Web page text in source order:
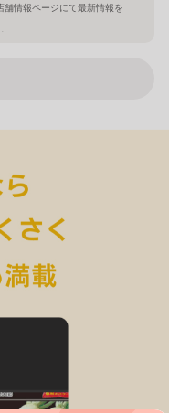
舗情報ページにて最新情報を